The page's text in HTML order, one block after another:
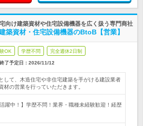
向け建築資材や住宅設備機器を広く扱う専門商社
築資材・住宅設備機器のBtoB【営業】
OK 学歴不問 完全週休2日制
終了予定日： 2026/11/12
して、木造住宅や非住宅建築を手がける建設業者
材の営業を行っていただきます。
活躍中！】学歴不問！業界・職種未経験歓迎！経歴